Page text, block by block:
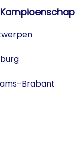
Brabant